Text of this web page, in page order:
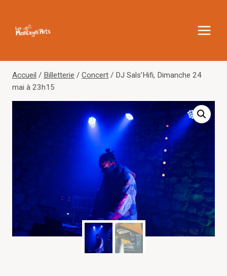
contenu
Accueil / Billetterie / Concert / DJ Sals’Hifi, Dimanche 24
mai à 23h15